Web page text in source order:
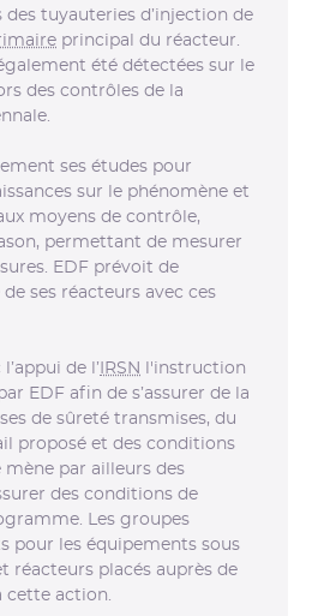
des tuyauteries d’injection de
principal du réacteur.
été détectées sur le
des contrôles de la
ses études pour
sur le phénomène et
moyens de contrôle,
permettant de mesurer
EDF prévoit de
ses réacteurs avec ces
de l’ IRSN
l'instruction
EDF afin de s’assurer de la
de sûreté transmises, du
proposé et des conditions
mène par ailleurs des
des conditions de
Les groupes
pour les équipements sous
réacteurs placés auprès de
cette action.